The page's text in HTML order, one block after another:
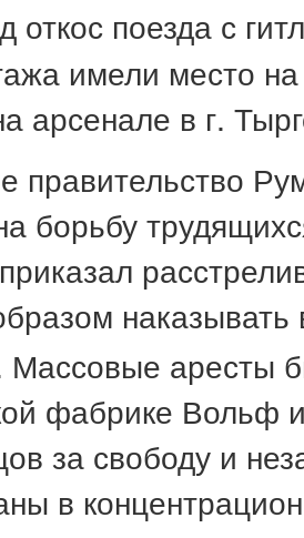
откос поезда с
имели место
арсенале в г.
правительство
борьбу
Массовые аресты
фабрике Вольф
за свободу и
в